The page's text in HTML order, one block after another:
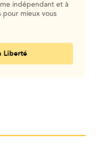
indépendant et à
pour mieux vous
Liberté